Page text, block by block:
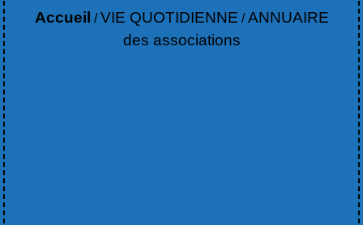
Accueil /VIE QUOTIDIENNE /ANNUAIRE
des associations